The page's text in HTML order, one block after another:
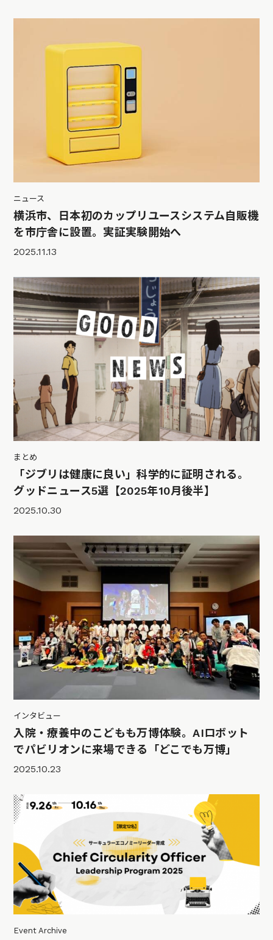
ニュース
横浜市、日本初のカップリユースシステム自販機
を市庁舎に設置。実証実験開始へ
2025.11.13
まとめ
「ジブリは健康に良い」科学的に証明される。
グッドニュース5選【2025年10月後半】
2025.10.30
インタビュー
入院・療養中のこどもも万博体験。AIロボット
でパビリオンに来場できる「どこでも万博」
2025.10.23
Event Archive